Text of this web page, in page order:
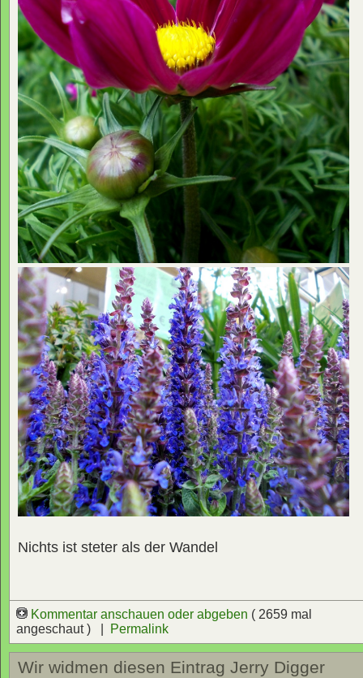
Nichts ist steter als der Wandel
Kommentar anschauen oder abgeben ( 2659 mal
angeschaut ) |
Permalink
Wir widmen diesen Eintrag Jerry Digger